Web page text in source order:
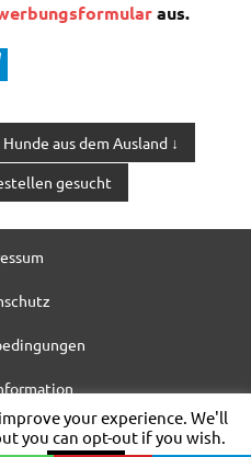
aus.
Hunde aus dem Ausland ↓
gesucht
News von ThemeZee.
your experience. We'll
you can opt-out if you wish.